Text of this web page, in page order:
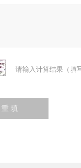
请输入计算结果（填